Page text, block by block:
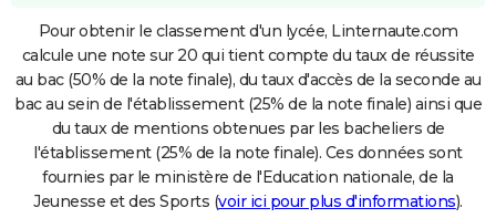
Pour obtenir le classement d'un lycée, Linternaute.com
calcule une note sur 20 qui tient compte du taux de réussite
au bac (50% de la note finale), du taux d'accès de la seconde au
bac au sein de l'établissement (25% de la note finale) ainsi que
du taux de mentions obtenues par les bacheliers de
l'établissement (25% de la note finale). Ces données sont
fournies par le ministère de l'Education nationale, de la
Jeunesse et des Sports (voir ici pour plus d'informations).